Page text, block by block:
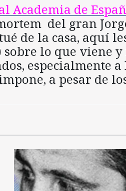
Academia de
del gran
de la casa, aquí
sobre lo que viene
especialmente a
a pesar de